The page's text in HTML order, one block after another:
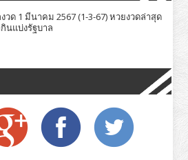
วด 1 มีนาคม 2567 (1-3-67) หวยงวดล่าสุด
นแบ่งรัฐบาล